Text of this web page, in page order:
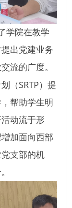
学院在教学
出党建业务
流的广度。
（ SRTP ）提
帮助学生明
动流于形
加面向西部
支部的机